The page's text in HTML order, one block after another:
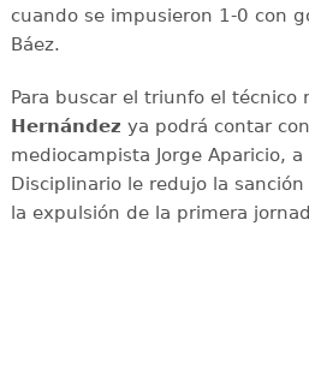
cuando se impusieron 1-0 con
Báez.
Para buscar el triunfo el técnico
Hernández ya podrá contar
mediocampista Jorge Aparicio,
Disciplinario le redujo la
la expulsión de la primera